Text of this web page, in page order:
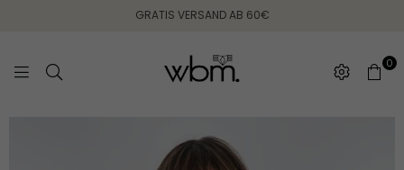
GRATIS VERSAND AB 60€
BETWEEN
MONDAYS
0